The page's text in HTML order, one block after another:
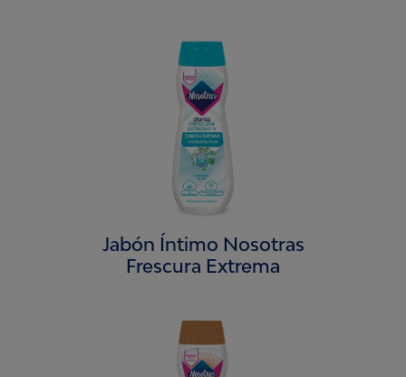
Jabón Íntimo Nosotras
Frescura Extrema